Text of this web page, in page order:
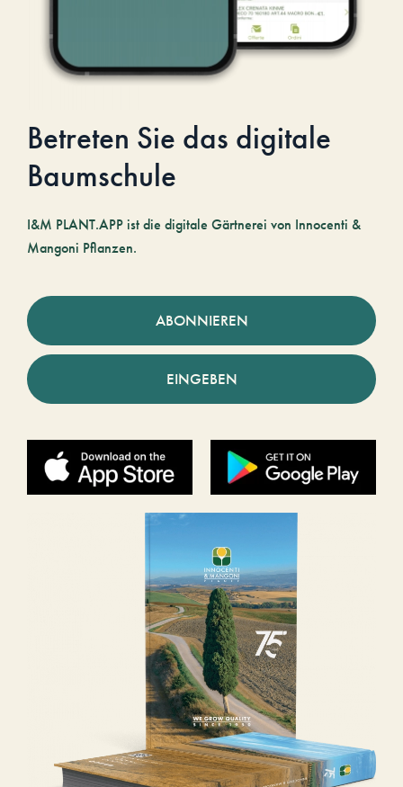
Betreten Sie das digitale
Baumschule
I&M PLANT.APP ist die digitale Gärtnerei von Innocenti &
Mangoni Pflanzen.
ABONNIEREN
EINGEBEN